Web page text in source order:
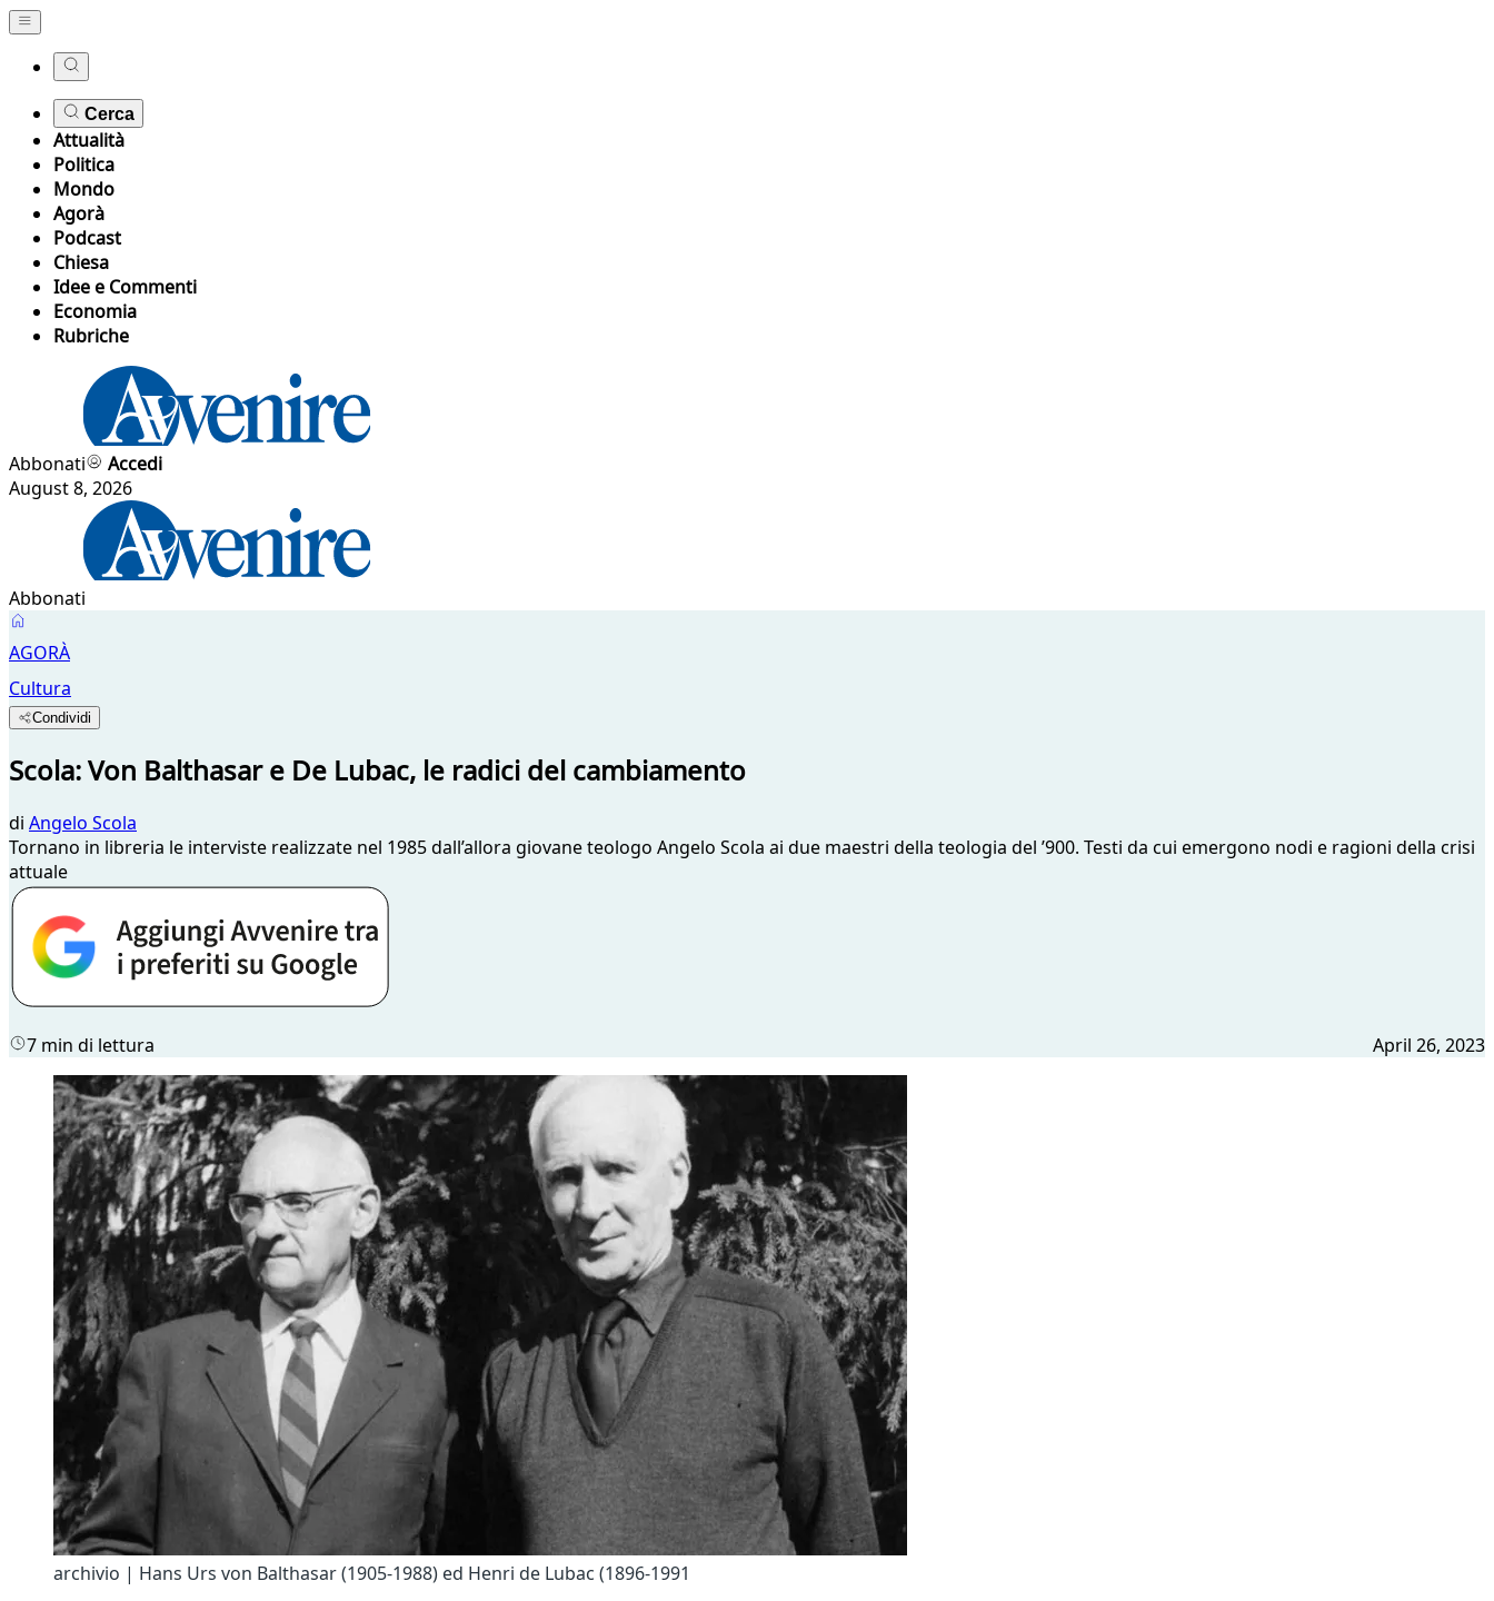
Cerca
Attualità
Politica
Mondo
Agorà
Podcast
Chiesa
Idee e Commenti
Economia
Rubriche
Abbonati
Accedi
August 8, 2026
Abbonati
AGORÀ
Cultura
Condividi
Scola: Von Balthasar e De Lubac, le radici del cambiamento
di Angelo Scola
Tornano in libreria le interviste realizzate nel 1985 dall’allora giovane teologo Angelo Scola ai due maestri della teologia del ’900. Testi da cui emergono nodi e ragioni della crisi
attuale
7 min di lettura April 26, 2023
archivio | Hans Urs von Balthasar (1905-1988) ed Henri de Lubac (1896-1991